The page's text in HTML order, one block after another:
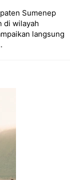
Sumenep
di wilayah
langsung